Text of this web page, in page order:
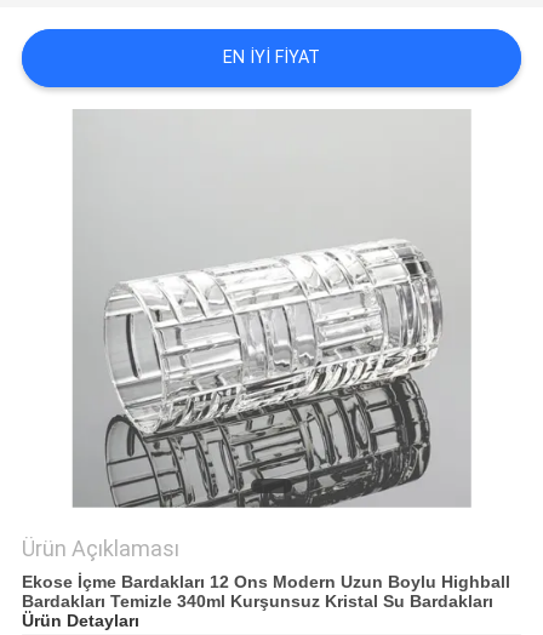
SITE
HARITASI
EN IYI FIYAT
Ürün Açıklaması
Ekose İçme Bardakları 12 Ons Modern Uzun Boylu Highball
Bardakları Temizle 340ml Kurşunsuz Kristal Su Bardakları
Ürün Detayları